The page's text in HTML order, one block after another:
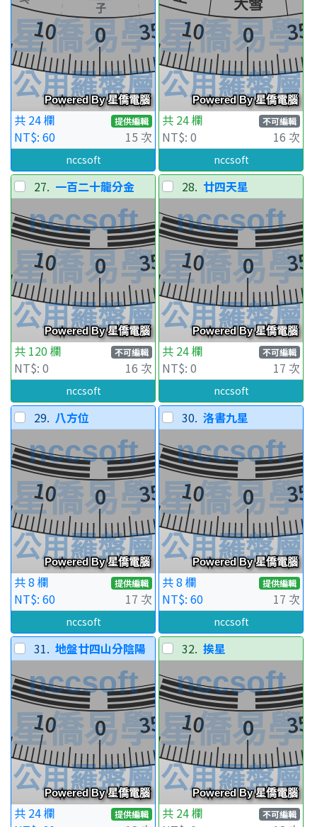
共 24 欄 提供編輯
NT$: 60 15 次
nccsoft
共 24 欄 不可編輯
NT$: 0 16 次
nccsoft
27. 一百二十龍分金
共 120 欄 不可編輯
NT$: 0 16 次
nccsoft
28. 廿四天星
共 24 欄 不可編輯
NT$: 0 17 次
nccsoft
29. 八方位
共 8 欄 提供編輯
NT$: 60 17 次
nccsoft
30. 洛書九星
共 8 欄 提供編輯
NT$: 60 17 次
nccsoft
31. 地盤廿四山分陰陽
共 24 欄 提供編輯
32. 挨星
共 24 欄 不可編輯